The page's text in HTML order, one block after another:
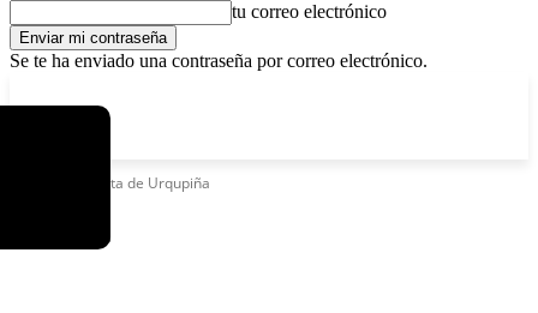
tu correo electrónico
Se te ha enviado una contraseña por correo electrónico.
Fiesta de Urqupiña